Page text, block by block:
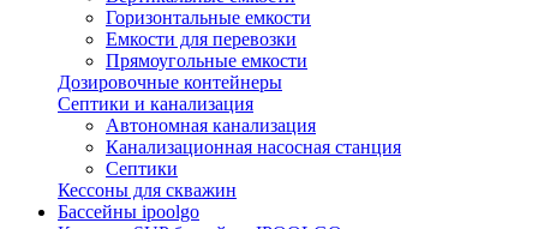
Горизонтальные емкости
Емкости для перевозки
Прямоугольные емкости
Дозировочные контейнеры
Септики и канализация
Автономная канализация
Канализационная насосная станция
Септики
Кессоны для скважин
Бассейны ipoolgo